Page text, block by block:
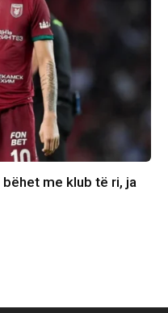
me klub të ri, ja